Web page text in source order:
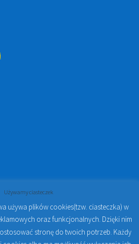
Sklep Stomatologiczny Online i
- Sklep stomatologiczny w
Używamy ciasteczek
używa plików cookies(tzw. ciasteczka) w
oraz funkcjonalnych. Dzięki nim
stronę do twoich potrzeb. Każdy